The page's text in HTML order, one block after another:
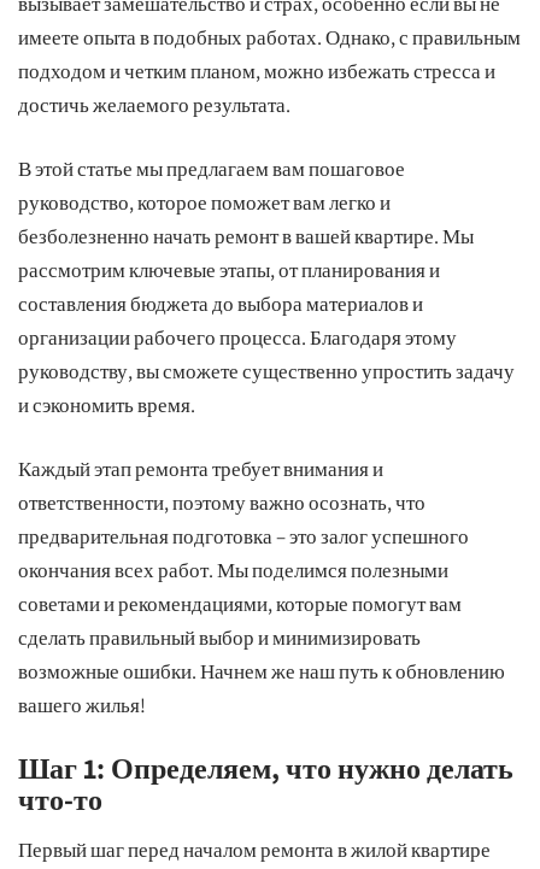
имеете опыта в подобных работах. Однако, с правильным
подходом и четким планом, можно избежать стресса и
достичь желаемого результата.
В этой статье мы предлагаем вам пошаговое
руководство, которое поможет вам легко и
безболезненно начать ремонт в вашей квартире. Мы
рассмотрим ключевые этапы, от планирования и
составления бюджета до выбора материалов и
организации рабочего процесса. Благодаря этому
руководству, вы сможете существенно упростить задачу
и сэкономить время.
Каждый этап ремонта требует внимания и
ответственности, поэтому важно осознать, что
предварительная подготовка – это залог успешного
окончания всех работ. Мы поделимся полезными
советами и рекомендациями, которые помогут вам
сделать правильный выбор и минимизировать
возможные ошибки. Начнем же наш путь к обновлению
вашего жилья!
Шаг 1: Определяем, что нужно делать
что-то
Первый шаг перед началом ремонта в жилой квартире